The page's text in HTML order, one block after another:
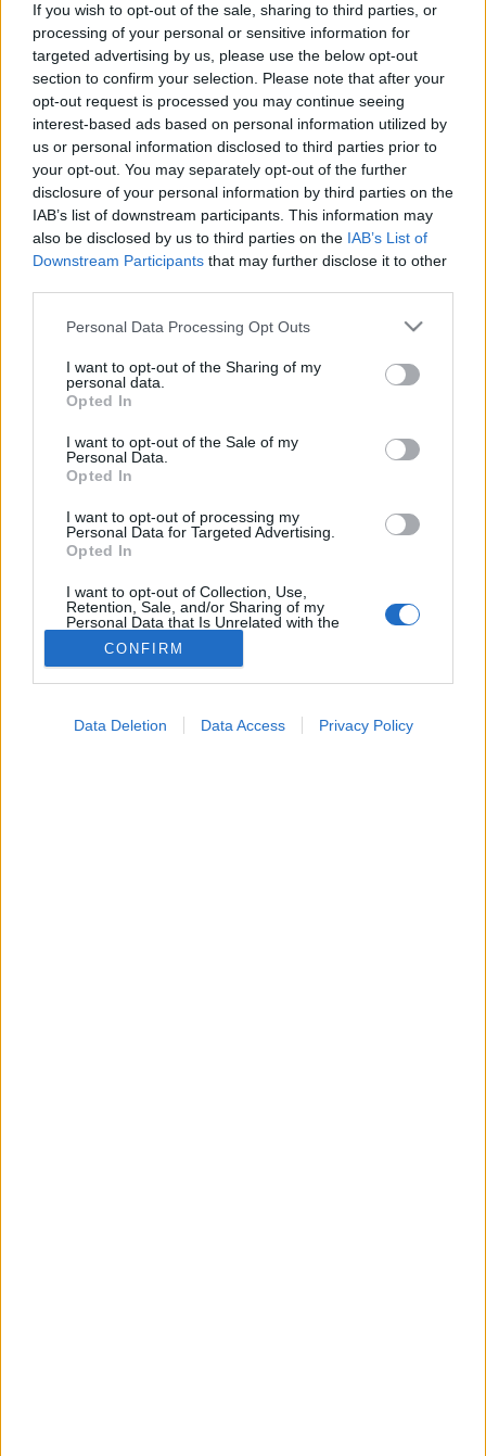
If you wish to opt-out of the sale, sharing to third parties, or
processing of your personal or sensitive information for
targeted advertising by us, please use the below opt-out
section to confirm your selection. Please note that after your
opt-out request is processed you may continue seeing
interest-based ads based on personal information utilized by
us or personal information disclosed to third parties prior to
your opt-out. You may separately opt-out of the further
disclosure of your personal information by third parties on the
IAB’s list of downstream participants. This information may
also be disclosed by us to third parties on the IAB’s List of
Downstream Participants that may further disclose it to other
Please note that this website/app uses one or more Google
not limited to your visit or usage behaviour. You may click to
grant or deny consent to Google and its third-party tags to
use your data for below specified purposes in below Google
consent section.
Personal Data Processing Opt Outs
I want to opt-out of the Sharing of my
personal data.
Opted In
I want to opt-out of the Sale of my
Personal Data.
Opted In
I want to opt-out of processing my
Personal Data for Targeted Advertising.
Opted In
I want to opt-out of Collection, Use,
Retention, Sale, and/or Sharing of my
Personal Data that Is Unrelated with the
Purposes for which it was collected.
Opted Out
CONFIRM
Data Deletion Data Access Privacy Policy
Elmúlt már 18 éves?Ezen az oldalon felnőtt tartalom
található!
Igen
Nem
Betegségek
Ez a gyakori szokás károsíthatja a pénisz
egészségét és gyengítheti az erekciót
Ez a gyakori szokás károsíthatja a
pénisz egészségét és gyengítheti
az erekciót